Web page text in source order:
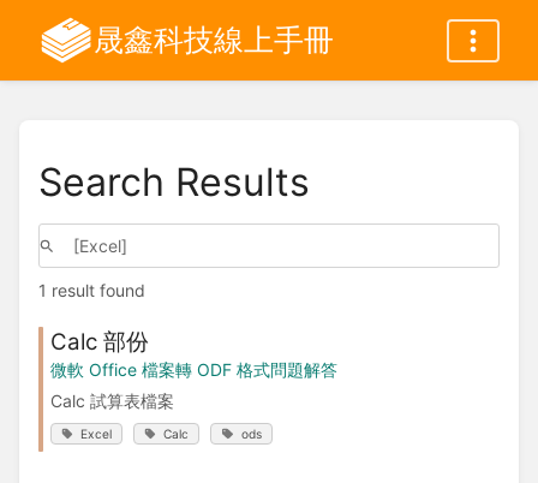
晟鑫科技線上手冊
Search Results
1 result found
Calc 部份
微軟 Office 檔案轉 ODF 格式問題解答
Calc 試算表檔案
Excel Calc ods